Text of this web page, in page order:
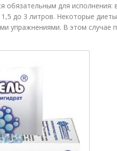
обязательным для исполнения:
до 3 литров. Некоторые диеты
упражнениями. В этом случае